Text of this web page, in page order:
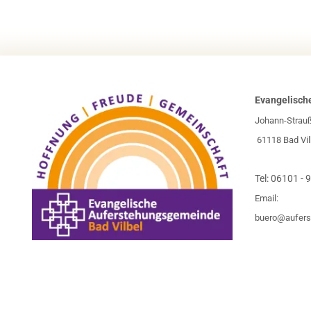
Johann-
61118 Bad
Tel:06101 -
Email: